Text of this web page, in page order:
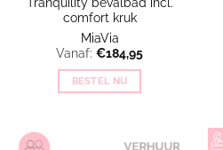
Tranquility bevalbad incl.
comfort kruk
MiaVia
Vanaf: €184,95
BESTEL NU